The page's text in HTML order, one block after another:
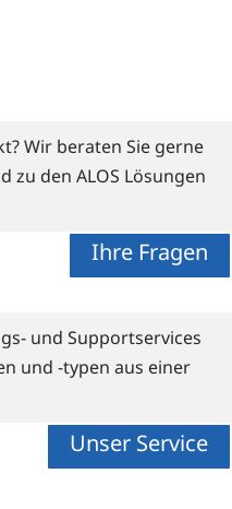
Wir beraten Sie gerne
zu den ALOS Lösungen
Ihre Fragen
und Supportservices
und -typen aus einer
Unser Service